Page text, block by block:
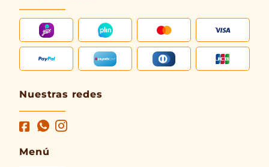
Nuestras redes
Menú